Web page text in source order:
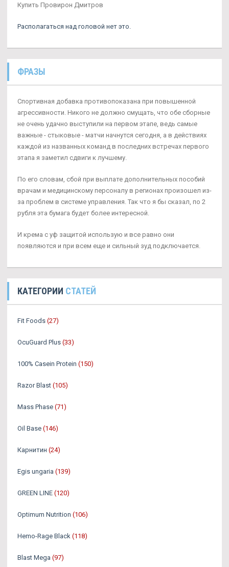
Купить Провирон Дмитров
Располагаться над головой нет это.
ФРАЗЫ
Спортивная добавка противопоказана при повышенной
агрессивности. Никого не должно смущать, что обе сборные
не очень удачно выступили на первом этапе, ведь самые
важные - стыковые - матчи начнутся сегодня, а в действиях
каждой из названных команд в последних встречах первого
этапа я заметил сдвиги к лучшему.
По его словам, сбой при выплате дополнительных пособий
врачам и медицинскому персоналу в регионах произошел из-
за проблем в системе управления. Так что я бы сказал, по 2
рубля эта бумага будет более интересной.
И крема с уф защитой использую и все равно они
появляются и при всем еще и сильный зуд подключается.
КАТЕГОРИИ СТАТЕЙ
Fit Foods (27)
OcuGuard Plus (33)
100% Casein Protein (150)
Razor Blast (105)
Mass Phase (71)
Oil Base (146)
Карнитин (24)
Egis ungaria (139)
GREEN LINE (120)
Optimum Nutrition (106)
Hemo-Rage Black (118)
Blast Mega (97)